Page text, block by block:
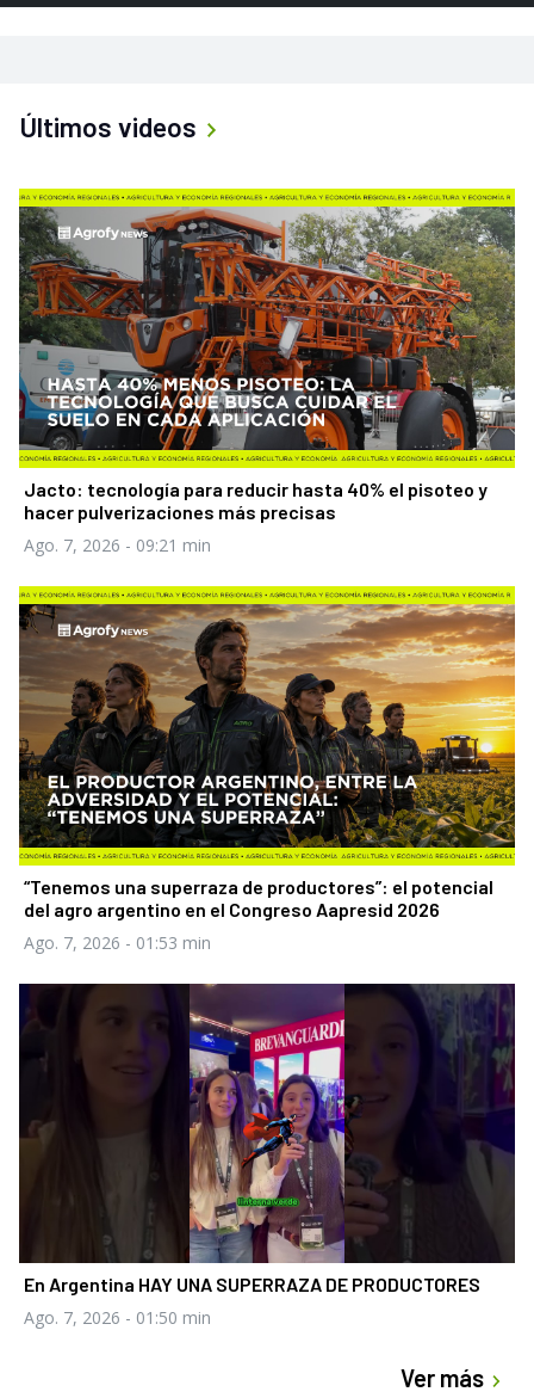
Últimos videos
Jacto: tecnología para reducir hasta 40% el pisoteo y
hacer pulverizaciones más precisas
Ago. 7, 2026 - 09:21 min
“Tenemos una superraza de productores”: el potencial
del agro argentino en el Congreso Aapresid 2026
Ago. 7, 2026 - 01:53 min
En Argentina HAY UNA SUPERRAZA DE PRODUCTORES
Ago. 7, 2026 - 01:50 min
Ver más